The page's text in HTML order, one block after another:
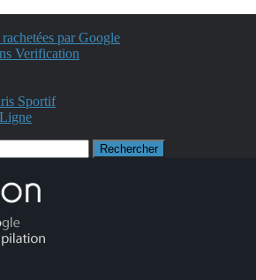
par Google
Verification
Sportif